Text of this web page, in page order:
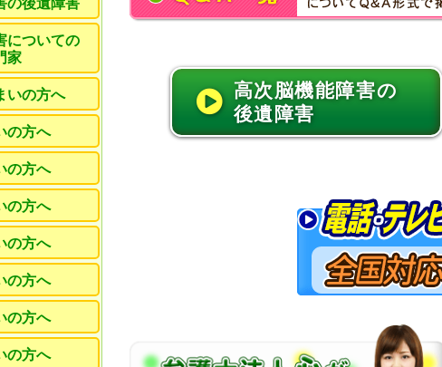
高次脳機能障害の
後遺障害
の後遺障害
についての
家
いの方へ
の方へ
の方へ
の方へ
の方へ
の方へ
の方へ
の方へ